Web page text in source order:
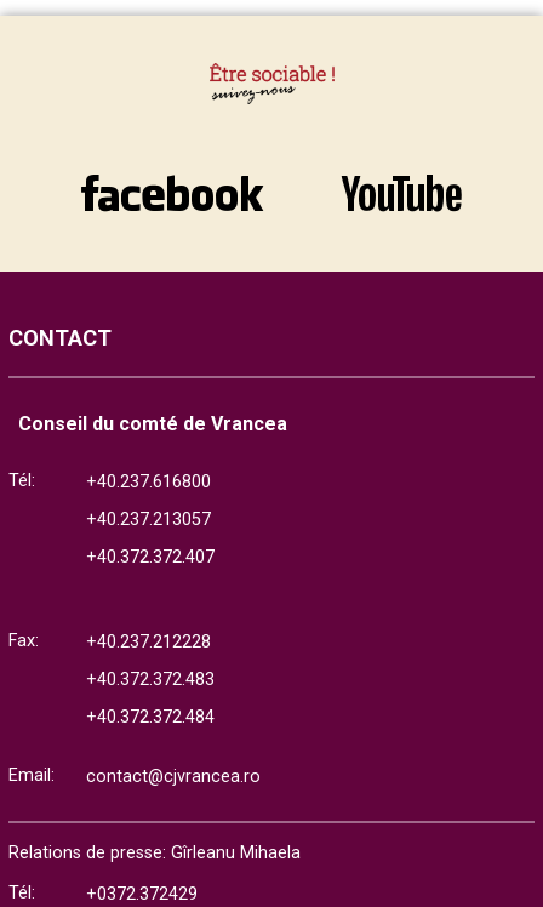
CONTACT
Conseil du comté de Vrancea
Tél:
+40.237.616800
+40.237.213057
+40.372.372.407
Fax:
+40.237.212228
+40.372.372.483
+40.372.372.484
Email: contact@cjvrancea.ro
Relations de presse: Gîrleanu Mihaela
Tél:
+0372.372429